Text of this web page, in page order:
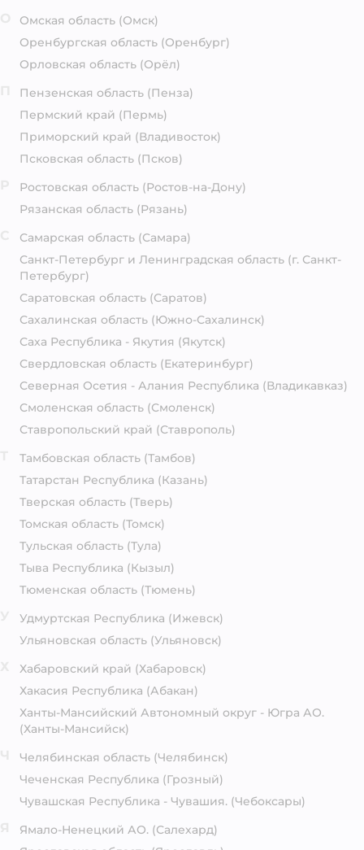
Омская область (Омск)
Оренбургская область (Оренбург)
Орловская область (Орёл)
Пензенская область (Пенза)
Пермский край (Пермь)
Приморский край (Владивосток)
Псковская область (Псков)
Ростовская область (Ростов-на-Дону)
Рязанская область (Рязань)
Самарская область (Самара)
Санкт-Петербург и Ленинградская область (г. Санкт-
Петербург)
Саратовская область (Саратов)
Сахалинская область (Южно-Сахалинск)
Саха Республика - Якутия (Якутск)
Свердловская область (Екатеринбург)
Северная Осетия - Алания Республика (Владикавказ)
Смоленская область (Смоленск)
Ставропольский край (Ставрополь)
Тамбовская область (Тамбов)
Татарстан Республика (Казань)
Тверская область (Тверь)
Томская область (Томск)
Тульская область (Тула)
Тыва Республика (Кызыл)
Тюменская область (Тюмень)
Удмуртская Республика (Ижевск)
Ульяновская область (Ульяновск)
Хабаровский край (Хабаровск)
Хакасия Республика (Абакан)
Ханты-Мансийский Автономный округ - Югра АО.
(Ханты-Мансийск)
Челябинская область (Челябинск)
Чеченская Республика (Грозный)
Чувашская Республика - Чувашия. (Чебоксары)
Ямало-Ненецкий АО. (Салехард)